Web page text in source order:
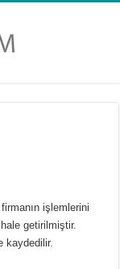
işlemlerini
getirilmiştir.
kaydedilir.